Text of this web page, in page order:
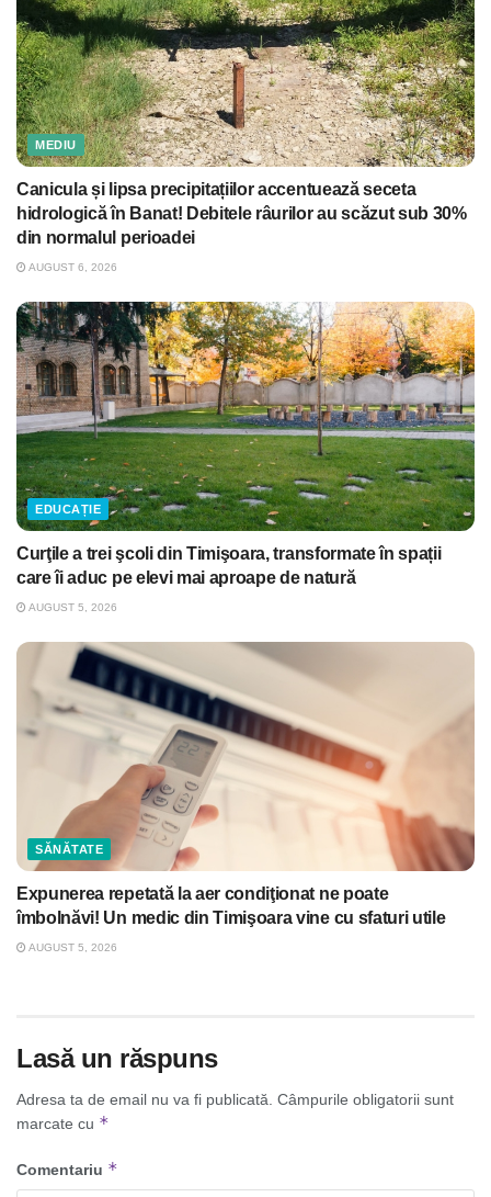
MEDIU
Canicula și lipsa precipitațiilor accentuează seceta
hidrologică în Banat! Debitele râurilor au scăzut sub 30%
din normalul perioadei
AUGUST 6, 2026
EDUCAȚIE
Curţile a trei şcoli din Timişoara, transformate în spații
care îi aduc pe elevi mai aproape de natură
AUGUST 5, 2026
SĂNĂTATE
Expunerea repetată la aer condiţionat ne poate
îmbolnăvi! Un medic din Timişoara vine cu sfaturi utile
AUGUST 5, 2026
Lasă un răspuns
Adresa ta de email nu va fi publicată. Câmpurile obligatorii sunt
marcate cu *
Comentariu *